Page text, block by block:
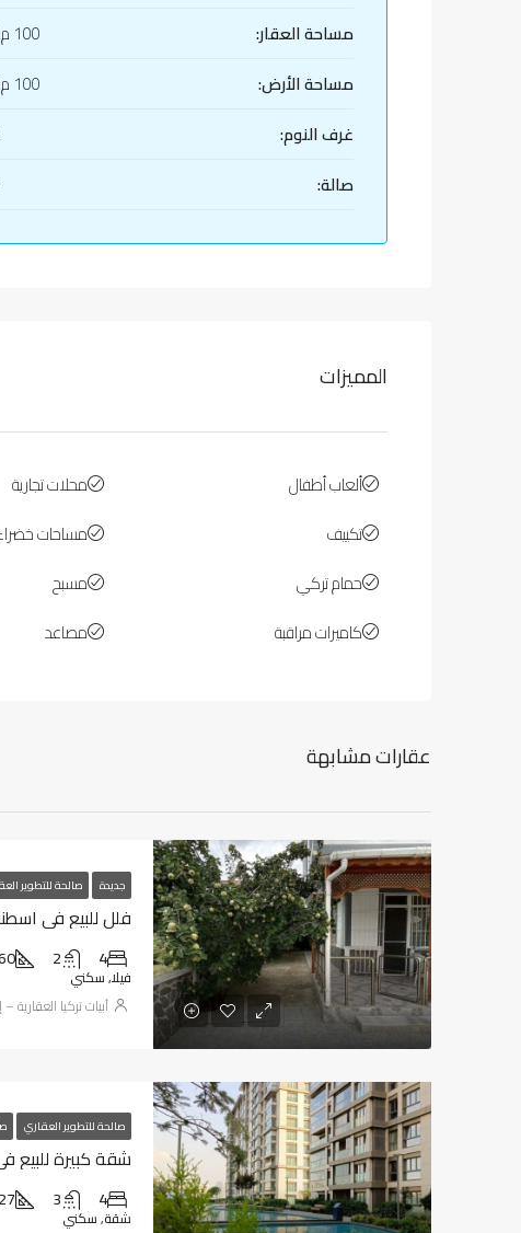
مساحة العقار:
100 م2
مساحة الأرض:
100 م2
غرف النوم:
صالة:
المميزات
ألعاب أطفال
تكييف
حمام تركي
كاميرات مراقبة
محلات تجارية
مساحات
مسبح
مصاعد
عقارات مشابهة
جديدة صالحة للتطوير
فلل للبيع في اسطنبول فيلا
4
2
فيلا, سكني
أبيات تركيا العقارية
صالحة للتطوير العقاري
شقة كبيرة للبيع في
4
3
شقة, سكني